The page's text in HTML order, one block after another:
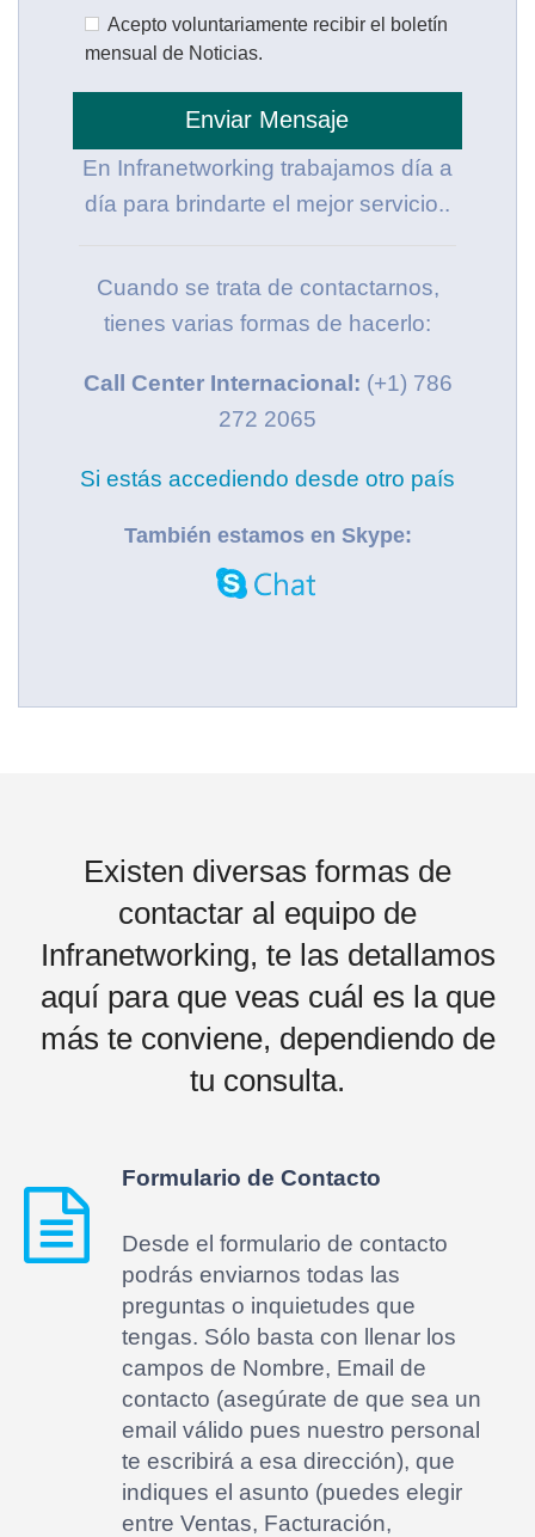
Acepto voluntariamente recibir el boletín
mensual de Noticias.
Enviar Mensaje
En Infranetworking trabajamos día a
día para brindarte el mejor servicio..
Cuando se trata de contactarnos,
tienes varias formas de hacerlo:
Call Center Internacional: (+1) 786
272 2065
Si estás accediendo desde otro país
También estamos en Skype:
Existen diversas formas de
contactar al equipo de
Infranetworking, te las detallamos
aquí para que veas cuál es la que
más te conviene, dependiendo de
tu consulta.
Formulario de Contacto
Desde el formulario de contacto
podrás enviarnos todas las
preguntas o inquietudes que
tengas. Sólo basta con llenar los
campos de Nombre, Email de
contacto (asegúrate de que sea un
email válido pues nuestro personal
te escribirá a esa dirección), que
indiques el asunto (puedes elegir
entre Ventas, Facturación,